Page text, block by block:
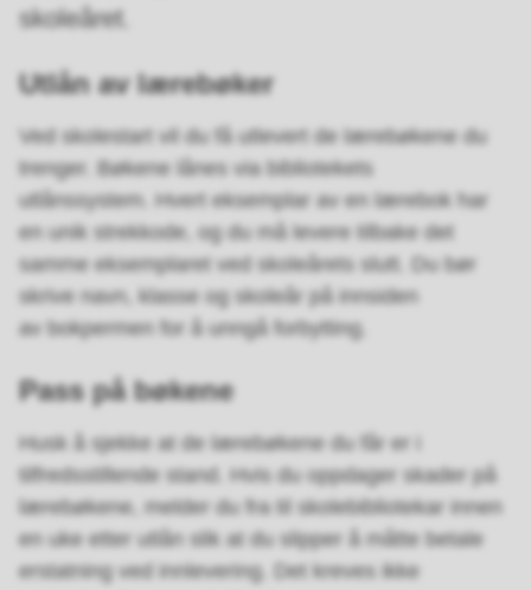
skoleåret.
Utlån av lærebøker
Ved skolestart vil du få utlevert de lærebøkene du
trenger. Bøkene lånes via bibliotekets
utlånssystem. Hvert eksemplar av en lærebok har
en unik strekkode, og du må levere tilbake det
samme eksemplaret ved skoleårets slutt. Du bør
skrive navn, klasse og skoleår på innsiden
av bokpermen for å unngå forbytting.
Pass på bøkene
Husk å sjekke at de lærebøkene du får er i
tilfredsstillende stand. Hvis du oppdager skader på
lærebøkene, melder du fra til skolebibliotekar innen
en uke etter utlån slik at du slipper å måtte betale
erstatning ved innlevering. Det kreves ikke